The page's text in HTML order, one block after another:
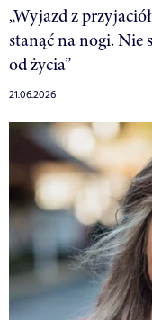
„Wyjazd z
stanąć na nogi. Nie
od życia”
21.06.2026